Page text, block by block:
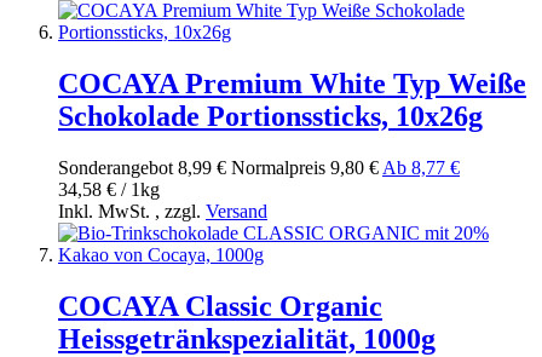
COCAYA Premium White Typ Weiße
Schokolade Portionssticks, 10x26g
Sonderangebot 8,99 € Normal­preis 9,80 € Ab 8,77 €
34,58 € / 1kg
Inkl. MwSt. , zzgl. Versand
COCAYA Classic Organic
Heissgetränkspezialität, 1000g